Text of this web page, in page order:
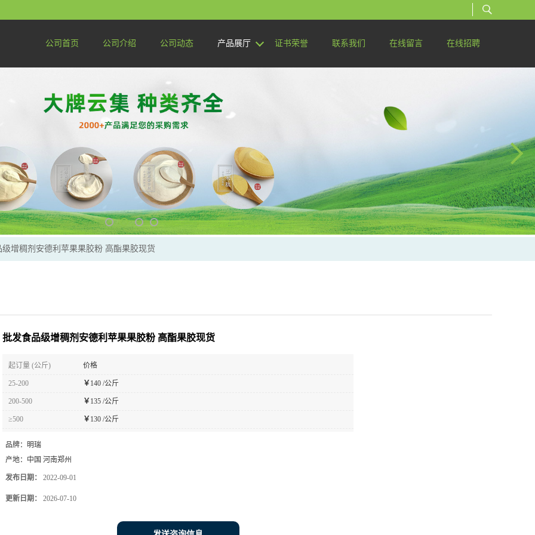
公司首页 公司介绍 公司动态 产品展厅 证书荣誉 联系我们 在线留言 在线招聘
级增稠剂安德利苹果果胶粉 高酯果胶现货
批发食品级增稠剂安德利苹果果胶粉 高酯果胶现货
起订量 (公斤) 价格
25-200 ￥ 140 /公斤
200-500 ￥ 135 /公斤
≥500 ￥ 130 /公斤
品牌： 明瑞
产地： 中国 河南郑州
发布日期： 2022-09-01
更新日期： 2026-07-10